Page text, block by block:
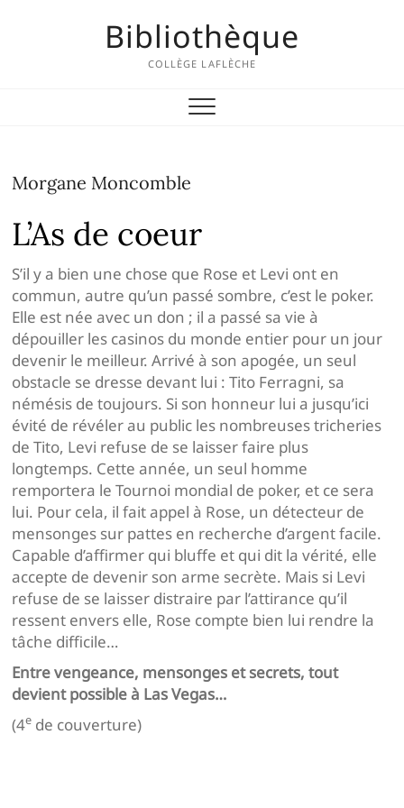
Bibliothèque
COLLÈGE LAFLÈCHE
Morgane Moncomble
L’As de coeur
S’il y a bien une chose que Rose et Levi ont en
commun, autre qu’un passé sombre, c’est le poker.
Elle est née avec un don ; il a passé sa vie à
dépouiller les casinos du monde entier pour un jour
devenir le meilleur. Arrivé à son apogée, un seul
obstacle se dresse devant lui : Tito Ferragni, sa
némésis de toujours. Si son honneur lui a jusqu’ici
évité de révéler au public les nombreuses tricheries
de Tito, Levi refuse de se laisser faire plus
longtemps. Cette année, un seul homme
remportera le Tournoi mondial de poker, et ce sera
lui. Pour cela, il fait appel à Rose, un détecteur de
mensonges sur pattes en recherche d’argent facile.
Capable d’affirmer qui bluffe et qui dit la vérité, elle
accepte de devenir son arme secrète. Mais si Levi
refuse de se laisser distraire par l’attirance qu’il
ressent envers elle, Rose compte bien lui rendre la
tâche difficile…
Entre vengeance, mensonges et secrets, tout
devient possible à Las Vegas…
(4e de couverture)